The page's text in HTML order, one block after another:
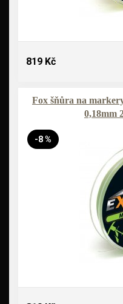
819 Kč
Fox šňůra na
0,18mm
-8 %